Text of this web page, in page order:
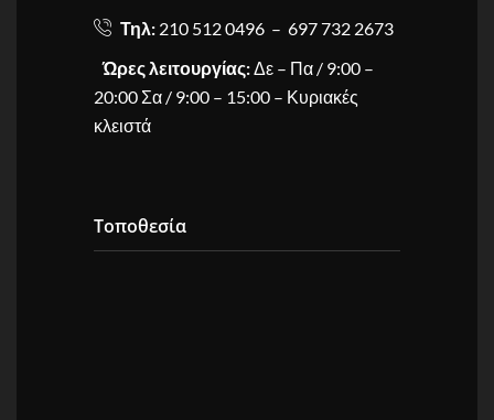
Τηλ: 210 512 0496 – 697 732 2673
Ώρες λειτουργίας: Δε – Πα / 9:00 –
20:00 Σα / 9:00 – 15:00 – Κυριακές
κλειστά
Τοποθεσία